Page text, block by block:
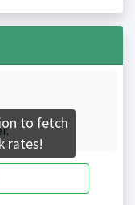
to fetch
rates!